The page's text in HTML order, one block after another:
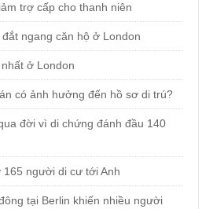
trợ cấp cho thanh niên
ngang căn hộ ở London
ở London
có ảnh hưởng đến hồ sơ di trú?
đời vì di chứng đánh đầu 140
người di cư tới Anh
tại Berlin khiến nhiều người